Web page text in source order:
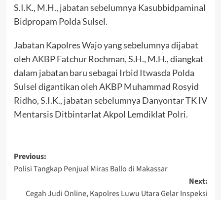
S.I.K., M.H., jabatan sebelumnya Kasubbidpaminal
Bidpropam Polda Sulsel.
Jabatan Kapolres Wajo yang sebelumnya dijabat
oleh AKBP Fatchur Rochman, S.H., M.H., diangkat
dalam jabatan baru sebagai Irbid Itwasda Polda
Sulsel digantikan oleh AKBP Muhammad Rosyid
Ridho, S.I.K., jabatan sebelumnya Danyontar TK IV
Mentarsis Ditbintarlat Akpol Lemdiklat Polri.
Post
navigation
Previous:
Polisi Tangkap Penjual Miras Ballo di Makassar
Next:
Cegah Judi Online, Kapolres Luwu Utara Gelar Inspeksi